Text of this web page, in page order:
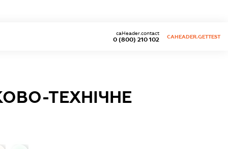
0 (800) 210 102
caHeader.contact
CAHEADER.GETTEST
ТЕХНІЧНЕ